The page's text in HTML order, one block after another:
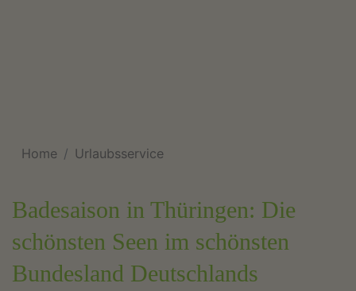
Home Urlaubsservice
Badesaison in Thüringen: Die
schönsten Seen im schönsten
Bundesland Deutschlands